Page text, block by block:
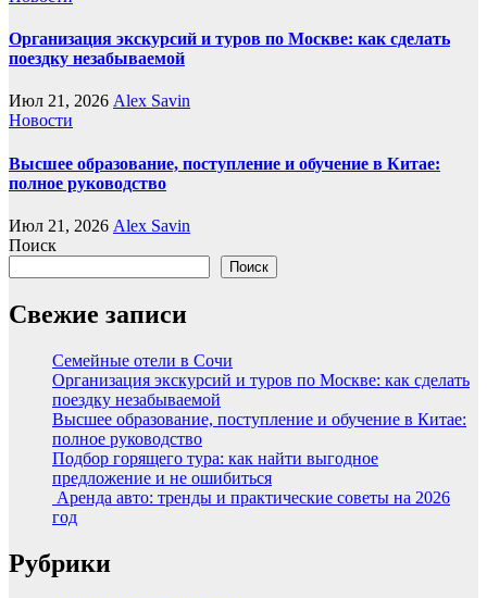
Организация экскурсий и туров по Москве: как сделать
поездку незабываемой
Июл 21, 2026 Alex Savin
Новости
Высшее образование, поступление и обучение в Китае:
полное руководство
Июл 21, 2026 Alex Savin
Поиск
Поиск
Свежие записи
Семейные отели в Сочи
Организация экскурсий и туров по Москве: как сделать
поездку незабываемой
Высшее образование, поступление и обучение в Китае:
полное руководство
Подбор горящего тура: как найти выгодное
предложение и не ошибиться
Аренда авто: тренды и практические советы на 2026
год
Рубрики